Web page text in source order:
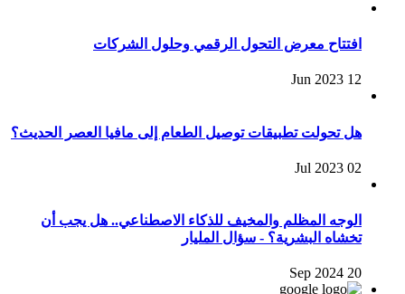
افتتاح معرض التحول الرقمي وحلول الشركات
12 Jun 2023
هل تحولت تطبيقات توصيل الطعام إلى مافيا العصر الحديث؟
02 Jul 2023
الوجه المظلم والمخيف للذكاء الاصطناعي.. هل يجب أن
تخشاه البشرية؟ - سؤال المليار
20 Sep 2024